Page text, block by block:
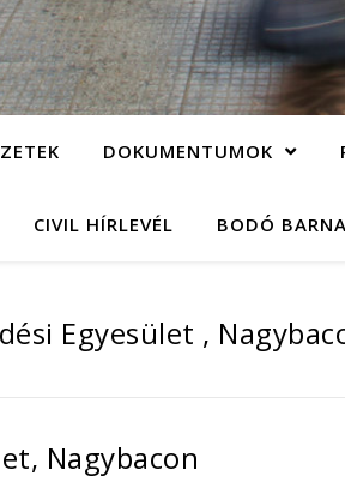
DOKUMENTUMOK
CIVIL HÍRLEVÉL BODÓ BARNA
Egyesület ,
Nagybacon